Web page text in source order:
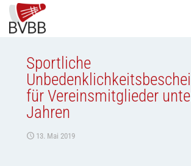
Sportliche
für Vereinsmitglieder
Jahren
13. Mai 2019